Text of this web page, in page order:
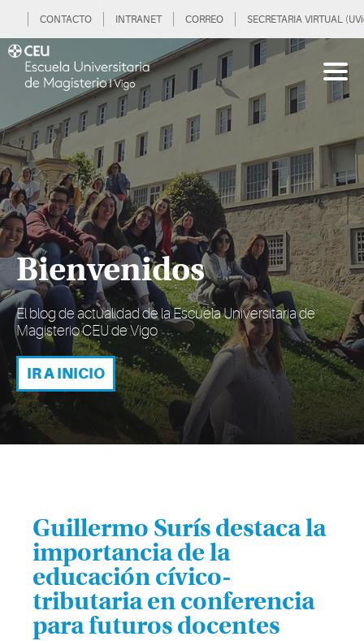
CONTACTO INTRANET CORREO SECRETARIA VIRTUAL
Bienvenidos
El blog de actualidad de la Escuela Universitaria de
Magisterio CEU de Vigo
IR A INICIO
Guillermo Surís destaca la
importancia de la
educación cívico-
tributaria en conferencia
para futuros docentes